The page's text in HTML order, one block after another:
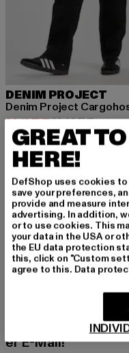
DENIM PROJECT
Denim Project
30,10 EUR
Derzeitiger Preis: 30,10
69,99 EUR
MELDE
BEN!
Melde dich hier
erhalte künftig
nds, Angebote
er E-Mail!
GREAT
HERE!
DefShop uses cookies
save your preferences,
provide and measure
advertising. In addition,
or to use cookies. This
your data in the USA or
the EU data protection
this, click on "Custom
agree to this. Data